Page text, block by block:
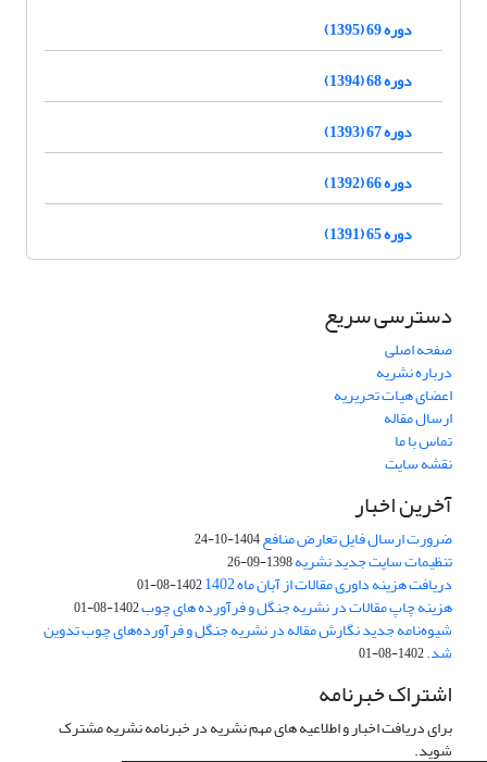
دوره 69 (1395)
دوره 68 (1394)
دوره 67 (1393)
دوره 66 (1392)
دوره 65 (1391)
دسترسی سریع
صفحه اصلی
درباره نشریه
اعضای هیات تحریریه
ارسال مقاله
تماس با ما
نقشه سایت
آخرین اخبار
ضرورت ارسال فایل تعارض منافع1404-10-24
تنظیمات سایت جدید نشریه1398-09-26
دریافت هزینه داوری مقالات از آبان ماه 1402 1402-08-01
هزینه چاپ مقالات در نشریه جنگل و فرآورده های چوب1402-08-01
شیوه‌نامه جدید نگارش مقاله در نشریه جنگل و فرآورده‌های چوب تدوین
شد.1402-08-01
اشتراک خبرنامه
برای دریافت اخبار و اطلاعیه های مهم نشریه در خبرنامه نشریه مشترک
شوید.